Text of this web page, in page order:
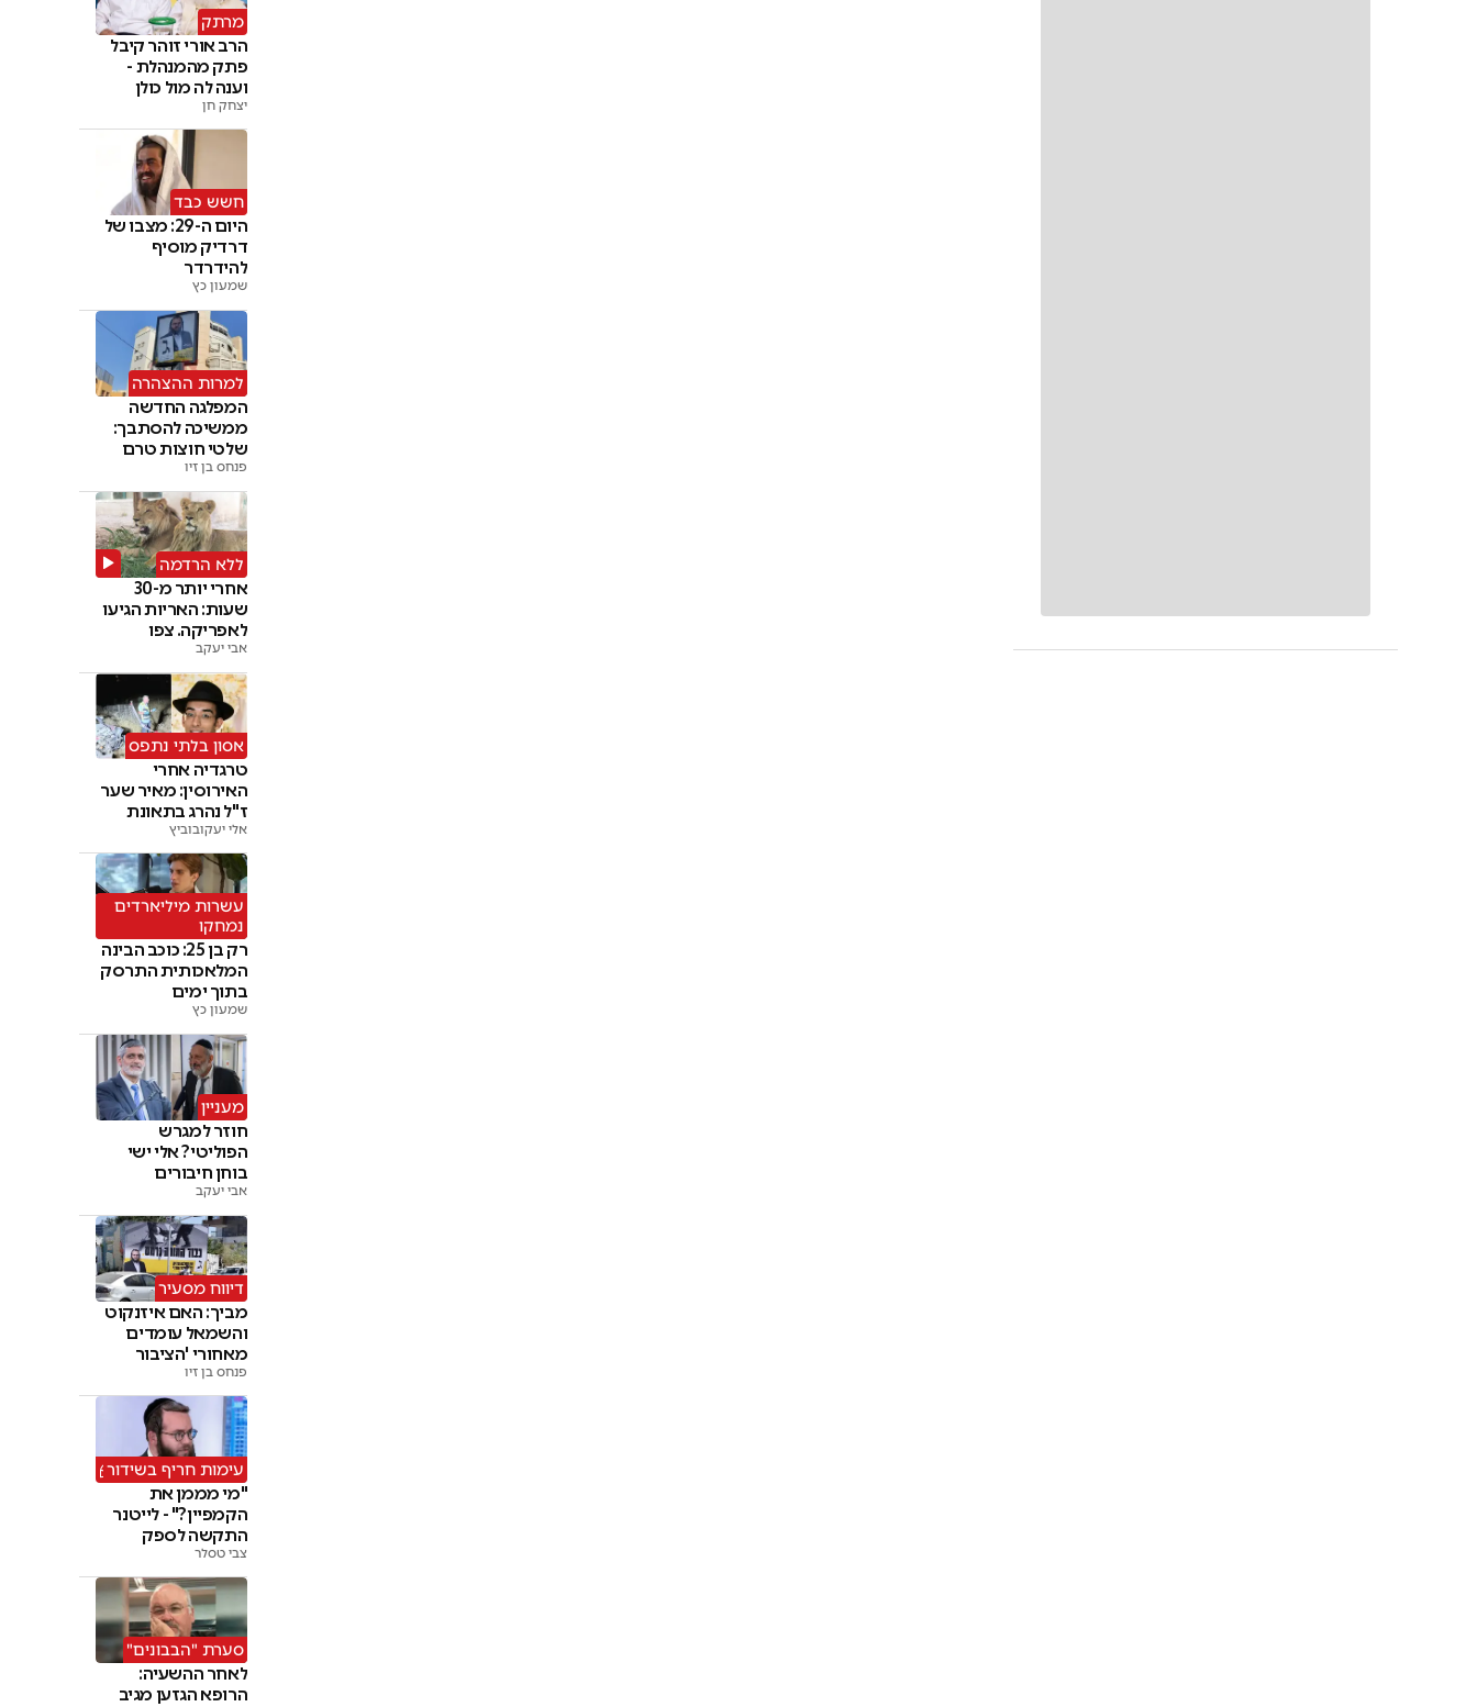
מרתק
הרב אורי זוהר קיבל
פתק מהמנהלת -
וענה לה מול כולן
יצחק חן
חשש כבד
היום ה-29: מצבו של
דרדיק מוסיף
להידרדר
שמעון כץ
למרות ההצהרה
המפלגה החדשה
ממשיכה להסתבך:
שלטי חוצות טרם
הוסרו
פנחס בן זיו
ללא הרדמה
אחרי יותר מ-30
שעות: האריות הגיעו
לאפריקה. צפו
אבי יעקב
אסון בלתי נתפס
טרגדיה אחרי
האירוסין: מאיר שער
ז"ל נהרג בתאונת
רייזר
אלי יעקובוביץ
עשרות מיליארדים
נמחקו
רק בן 25: כוכב הבינה
המלאכותית התרסק
בתוך ימים
שמעון כץ
מעניין
חוזר למגרש
הפוליטי? אלי ישי
בוחן חיבורים
אבי יעקב
דיווח מסעיר
מביך: האם איזנקוט
והשמאל עומדים
מאחורי 'הציבור
החרדי'
פנחס בן זיו
עימות חריף בשידור
"מי מממן את
הקמפיין?" - לייטנר
התקשה לספק
תשובות
צבי טסלר
סערת "הבבונים"
לאחר ההשעיה:
הרופא הגזען מגיב